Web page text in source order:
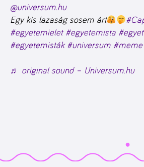
@universum.hu
Egy kis lazaság sosem árt
#egyetemielet #egyetemista
#egyetemisták #universum #meme
♬ original sound – Universum.hu